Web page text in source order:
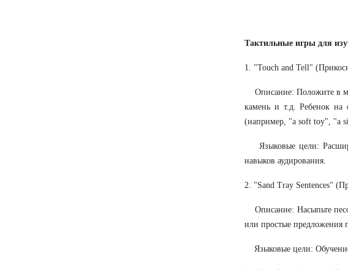
Тактильные игры для
1. "Touch and Tell"
Описание: Положите в
камень и т.д. Ребенок на
(например, "a soft toy", "a
Языковые цели:
навыков аудирования.
2. "Sand Tray Sentences"
Описание: Насыпьте
или простые предложения
Языковые цели: